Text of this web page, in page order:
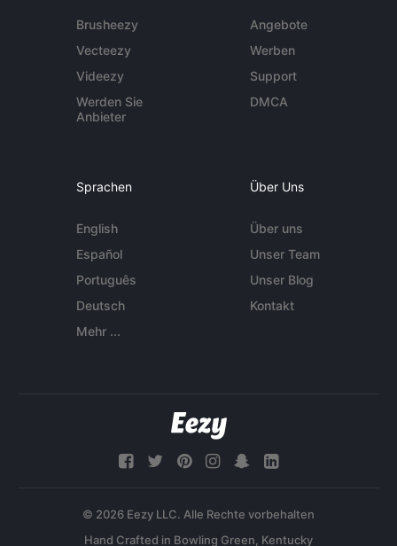
Brusheezy
Vecteezy
Videezy
Werden Sie
Anbieter
Angebote
Werben
Support
DMCA
Sprachen
English
Español
Português
Deutsch
Mehr ...
Über Uns
Über uns
Unser Team
Unser Blog
Kontakt
© 2026 Eezy LLC. Alle Rechte vorbehalten